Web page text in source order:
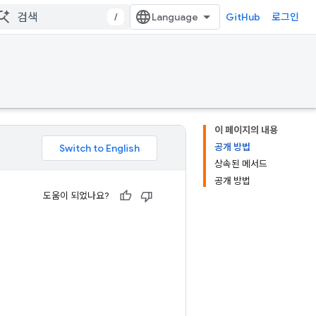
/ GitHub 로그인
이 페이지의 내용
공개 방법
상속된 메서드
공개 방법
도움이 되었나요?